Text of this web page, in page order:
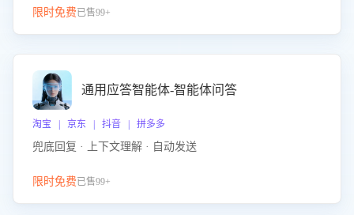
限时免费已售99+
通用应答智能体-智能体问答
淘宝 | 京东 | 抖音 | 拼多多
兜底回复 · 上下文理解 · 自动发送
限时免费已售99+